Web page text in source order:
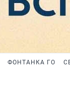
ФОНТАНКА ГО